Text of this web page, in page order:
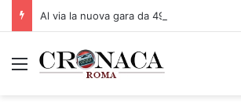
Al via la nuova gara da 49,9 milioni per
Menu